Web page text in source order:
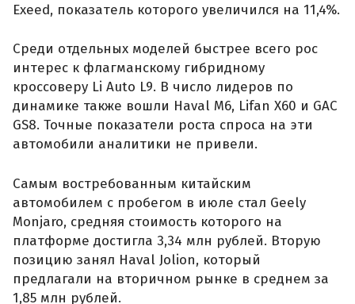
Exeed, показатель которого увеличился на 11,4%.
Среди отдельных моделей быстрее всего рос
интерес к флагманскому гибридному
кроссоверу Li Auto L9. В число лидеров по
динамике также вошли Haval M6, Lifan X60 и GAC
GS8. Точные показатели роста спроса на эти
автомобили аналитики не привели.
Самым востребованным китайским
автомобилем с пробегом в июле стал Geely
Monjaro, средняя стоимость которого на
платформе достигла 3,34 млн рублей. Вторую
позицию занял Haval Jolion, который
предлагали на вторичном рынке в среднем за
1,85 млн рублей.